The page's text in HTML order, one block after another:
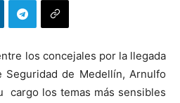
los concejales por la llegada
de Medellín, Arnulfo
cargo los temas más sensibles